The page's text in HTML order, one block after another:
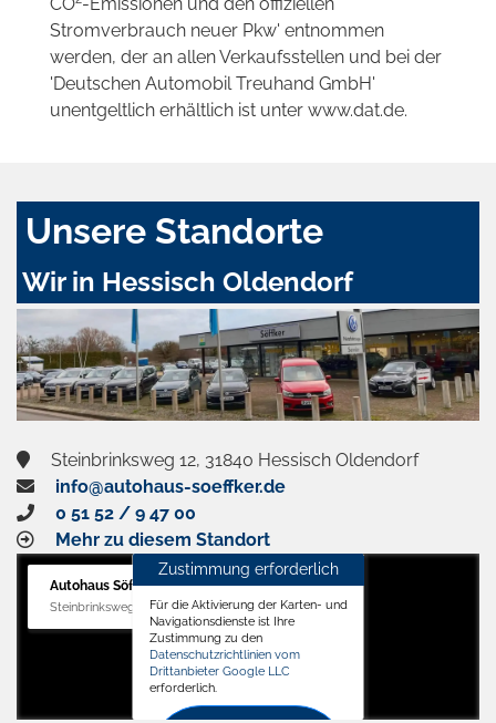
Stromverbrauch neuer Pkw' entnommen
werden, der an allen Verkaufsstellen und bei der
'Deutschen Automobil Treuhand GmbH'
unentgeltlich erhältlich ist unter www.dat.de.
Unsere Standorte
Wir in Hessisch Oldendorf
Steinbrinksweg 12, 31840 Hessisch Oldendorf
info@autohaus-soeffker.de
0 51 52 / 9 47 00
Mehr zu diesem Standort
Autohaus Söffker GmbH
Steinbrinksweg 12, 31840 Hessisch Oldendorf
Zustimmung erforderlich
Für die Aktivierung der Karten- und
Navigationsdienste ist Ihre
Zustimmung zu den
Datenschutzrichtlinien vom
Drittanbieter Google LLC
erforderlich.